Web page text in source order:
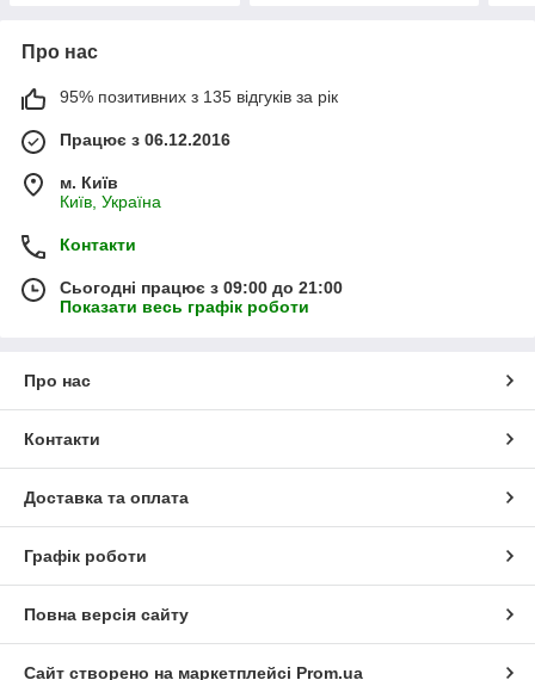
Про нас
95% позитивних з 135 відгуків за рік
Працює з 06.12.2016
м. Київ
Київ, Україна
Контакти
Сьогодні працює з 09:00 до 21:00
Показати весь графік роботи
Про нас
Контакти
Доставка та оплата
Графік роботи
Повна версія сайту
Сайт створено на маркетплейсі Prom.ua